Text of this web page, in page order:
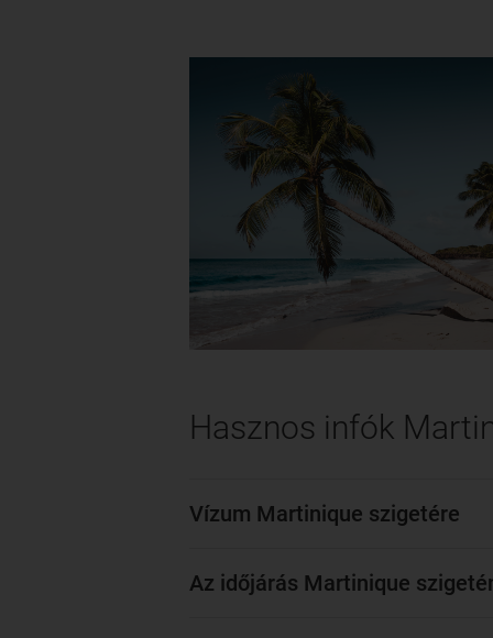
Hasznos infók
Vízum Martinique szigetére
Az időjárás Martinique